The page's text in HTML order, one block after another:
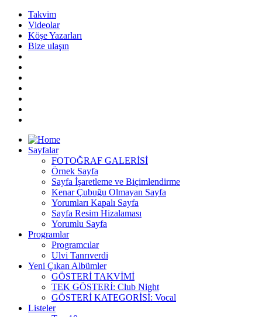
Takvim
Videolar
Köşe Yazarları
Bize ulaşın
Sayfalar
FOTOĞRAF GALERİSİ
Örnek Sayfa
Sayfa İşaretleme ve Biçimlendirme
Kenar Çubuğu Olmayan Sayfa
Yorumları Kapalı Sayfa
Sayfa Resim Hizalaması
Yorumlu Sayfa
Programlar
Programcılar
Ulvi Tanrıverdi
Yeni Çıkan Albümler
GÖSTERİ TAKVİMİ
TEK GÖSTERİ: Club Night
GÖSTERİ KATEGORİSİ: Vocal
Listeler